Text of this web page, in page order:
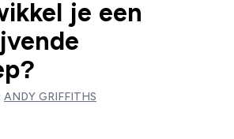
je een
ANDY GRIFFITHS